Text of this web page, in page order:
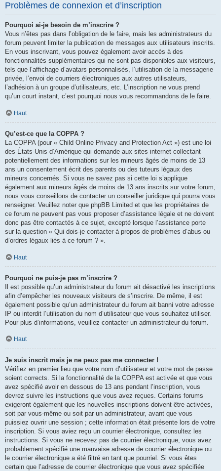
Problèmes de connexion et d’inscription
Pourquoi ai-je besoin de m’inscrire ?
Vous n’êtes pas dans l’obligation de le faire, mais les administrateurs du
forum peuvent limiter la publication de messages aux utilisateurs inscrits.
En vous inscrivant, vous pouvez également avoir accès à des
fonctionnalités supplémentaires qui ne sont pas disponibles aux visiteurs,
tels que l’affichage d’avatars personnalisés, l’utilisation de la messagerie
privée, l’envoi de courriers électroniques aux autres utilisateurs,
l’adhésion à un groupe d’utilisateurs, etc. L’inscription ne vous prend
qu’un court instant, c’est pourquoi nous vous recommandons de le faire.
Haut
Qu’est-ce que la COPPA ?
La COPPA (pour « Child Online Privacy and Protection Act ») est une loi
des États-Unis d’Amérique qui demande aux sites internet collectant
potentiellement des informations sur les mineurs âgés de moins de 13
ans un consentement écrit des parents ou des tuteurs légaux des
mineurs concernés. Si vous ne savez pas si cette loi s’applique
également aux mineurs âgés de moins de 13 ans inscrits sur votre forum,
nous vous conseillons de contacter un conseiller juridique qui pourra vous
renseigner. Veuillez noter que phpBB Limited et que les propriétaires de
ce forum ne peuvent pas vous proposer d’assistance légale et ne doivent
donc pas être contactés à ce sujet, excepté lorsque l’assistance porte
sur la question « Qui dois-je contacter à propos de problèmes d’abus ou
d’ordres légaux liés à ce forum ? ».
Haut
Pourquoi ne puis-je pas m’inscrire ?
Il est possible qu’un administrateur du forum ait désactivé les inscriptions
afin d’empêcher les nouveaux visiteurs de s’inscrire. De même, il est
également possible qu’un administrateur du forum ait banni votre adresse
IP ou interdit l’utilisation du nom d’utilisateur que vous souhaitez utiliser.
Pour plus d’informations, veuillez contacter un administrateur du forum.
Haut
Je suis inscrit mais je ne peux pas me connecter !
Vérifiez en premier lieu que votre nom d’utilisateur et votre mot de passe
soient corrects. Si la fonctionnalité de la COPPA est activée et que vous
avez spécifié avoir en dessous de 13 ans pendant l’inscription, vous
devrez suivre les instructions que vous avez reçues. Certains forums
exigeront également que les nouvelles inscriptions doivent être activées,
soit par vous-même ou soit par un administrateur, avant que vous
puissiez ouvrir une session ; cette information était présente lors de votre
inscription. Si vous aviez reçu un courrier électronique, consultez les
instructions. Si vous ne recevez pas de courrier électronique, vous avez
probablement spécifié une mauvaise adresse de courrier électronique ou
le courrier électronique a été filtré en tant que pourriel. Si vous êtes
certain que l’adresse de courrier électronique que vous avez spécifiée